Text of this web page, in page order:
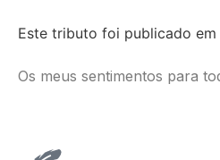
Este tributo foi publicado
Os meus sentimentos para